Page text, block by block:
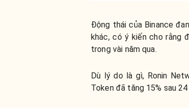
Động thái của Binance
khác, có ý kiến cho rằng
trong vài năm qua.
Dù lý do là gì, Ronin
Token đã tăng 15% sau